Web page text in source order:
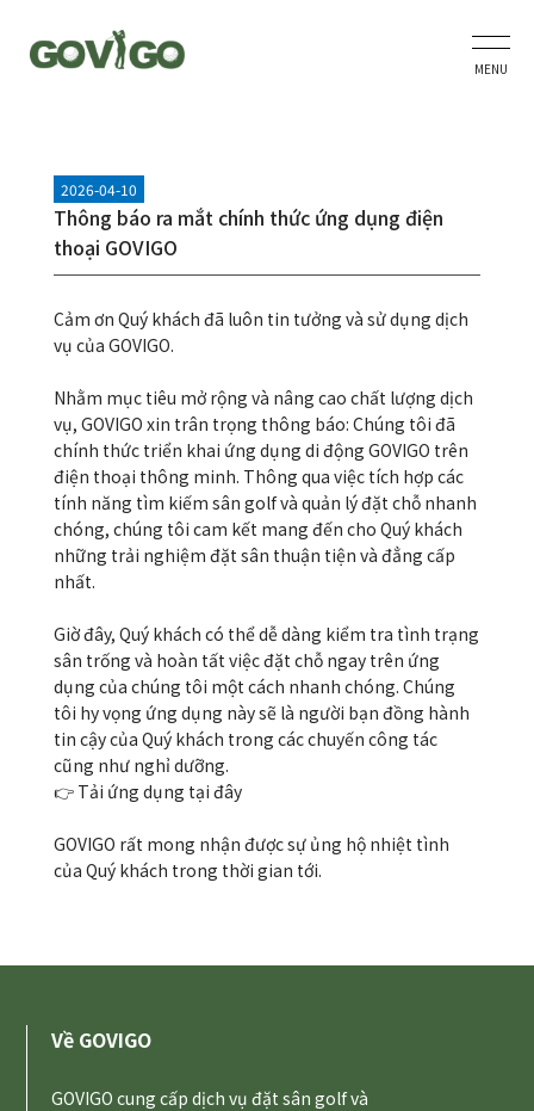
MENU
2026-04-10
Thông báo ra mắt chính thức ứng dụng điện
thoại GOVIGO
Cảm ơn Quý khách đã luôn tin tưởng và sử dụng dịch
vụ của GOVIGO.
Nhằm mục tiêu mở rộng và nâng cao chất lượng dịch
vụ, GOVIGO xin trân trọng thông báo: Chúng tôi đã
chính thức triển khai ứng dụng di động GOVIGO trên
điện thoại thông minh. Thông qua việc tích hợp các
tính năng tìm kiếm sân golf và quản lý đặt chỗ nhanh
chóng, chúng tôi cam kết mang đến cho Quý khách
những trải nghiệm đặt sân thuận tiện và đẳng cấp
nhất.
Giờ đây, Quý khách có thể dễ dàng kiểm tra tình trạng
sân trống và hoàn tất việc đặt chỗ ngay trên ứng
dụng của chúng tôi một cách nhanh chóng. Chúng
tôi hy vọng ứng dụng này sẽ là người bạn đồng hành
tin cậy của Quý khách trong các chuyến công tác
cũng như nghỉ dưỡng.
👉 Tải ứng dụng tại đây
GOVIGO rất mong nhận được sự ủng hộ nhiệt tình
của Quý khách trong thời gian tới.
Về GOVIGO
GOVIGO cung cấp dịch vụ đặt sân golf và